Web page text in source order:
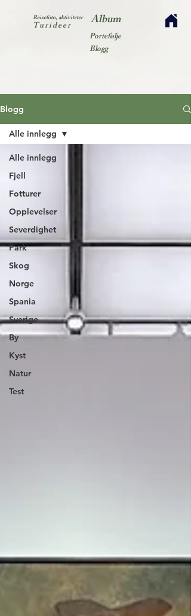
Reisefoto, aktiviteter
Turideer Album
Portefølje
Blogg
Blogg
Alle innlegg
Fjell
Fotturer
Opplevelser
Severdighet
Park
Skog
Norge
Spania
Sverige
By
Kyst
Natur
Test
Alle innlegg